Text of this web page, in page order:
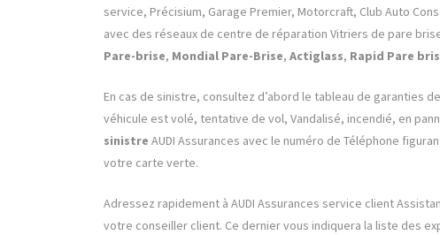
service, Précisium, Garage Premier, Motorcraft, Club Auto
avec des réseaux de centre de réparation Vitriers de pare
Pare-brise, Mondial Pare-Brise, Actiglass, Rapid Pare
En cas de sinistre, consultez d’abord le tableau de garanties
véhicule est volé, tentative de vol, Vandalisé, incendié, en
sinistre AUDI Assurances avec le numéro de Téléphone
votre carte verte.
Adressez rapidement à AUDI Assurances service client
votre conseiller client. Ce dernier vous indiquera la liste des